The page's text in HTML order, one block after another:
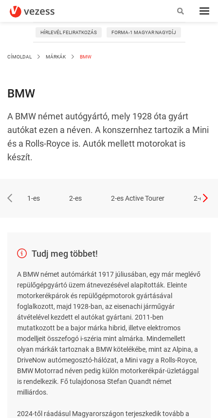
HÍRLEVÉL FELIRATKOZÁS FORMA-1 MAGYAR NAGYDÍJ
CÍMOLDAL MÁRKÁK BMW
BMW
A BMW német autógyártó, mely 1928 óta gyárt
autókat ezen a néven. A konszernhez tartozik a Mini
és a Rolls-Royce is. Autók mellett motorokat is
készít.
1-es 2-es 2-es Active Tourer 2-es
Tudj meg többet!
A BMW német autómárkát 1917 júliusában, egy már meglévő
repülőgépgyártó üzem átnevezésével alapították. Eleinte
motorkerékpárok és repülőgépmotorok gyártásával
foglalkozott, majd 1928-ban, az eisenachi járműgyár
átvételével kezdett el autókat gyártani. 2011-ben
mutatkozott be a bajor márka hibrid, illetve elektromos
modelljeit összefogó i-széria mint almárka. Mindemellett
olyan márkák tartoznak a BMW kötelékébe, mint az Alpina, a
DriveNow autómegosztó-hálózat, a Mini vagy a Rolls-Royce,
BMW Motorrad néven pedig külön motorkerékpár-üzletággal
is rendelkezik. Fő tulajdonosa Stefan Quandt német
milliárdos.
2024-től ráadásul Magyarországon terjeszkedik tovább a